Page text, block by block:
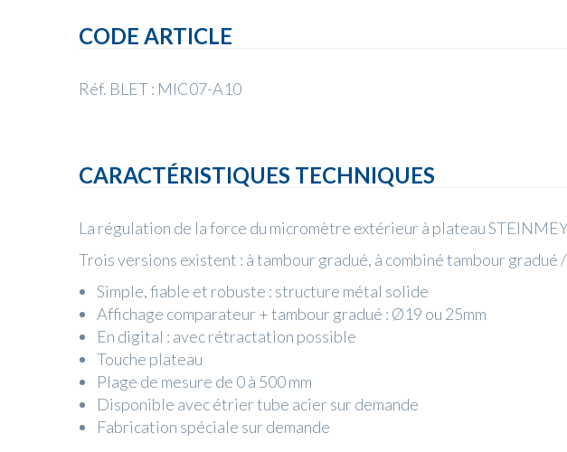
CODE ARTICLE
Réf. BLET : MIC07-A10
CARACTÉRISTIQUES TECHNIQUES
La régulation de la force du micromètre extérieur à plateau
Trois versions existent : à tambour gradué, à combiné tambour
Simple, fiable et robuste : structure métal solide
Affichage comparateur + tambour gradué : Ø19 ou 25mm
En digital : avec rétractation possible
Touche plateau
Plage de mesure de 0 à 500 mm
Disponible avec étrier tube acier sur demande
Fabrication spéciale sur demande